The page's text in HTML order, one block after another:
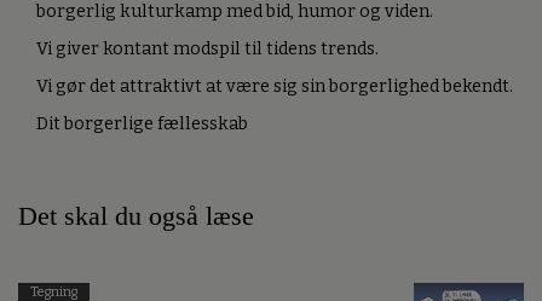
borgerlig kulturkamp med bid, humor og viden.
Vi giver kontant modspil til tidens trends.
Vi gør det attraktivt at være sig sin borgerlighed bekendt.
Dit borgerlige fællesskab
Det skal du også læse
Tegning